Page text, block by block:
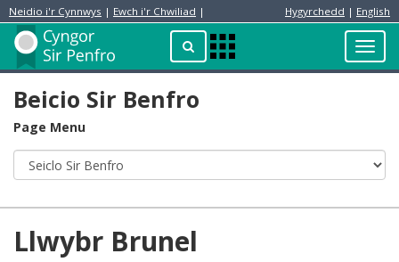
Neidio i'r Cynnwys | Ewch i'r Chwiliad | Hygyrchedd | English
ChwilioApps
Menu
Preswylydd
Beicio Sir Benfro
Page Menu
Llwybr Brunel